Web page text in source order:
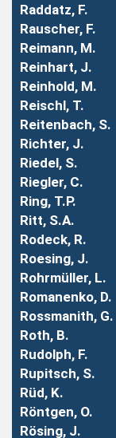
Raddatz, F.
Rauscher, F.
Reimann, M.
Reinhart, J.
Reinhold, M.
Reischl, T.
Reitenbach, S.
Richter, J.
Riedel, S.
Riegler, C.
Ring, T.P.
Ritt, S.A.
Rodeck, R.
Roesing, J.
Rohrmüller, L.
Romanenko, D.
Rossmanith, G.
Roth, B.
Rudolph, F.
Rupitsch, S.
Rüd, K.
Röntgen, O.
Rösing, J.